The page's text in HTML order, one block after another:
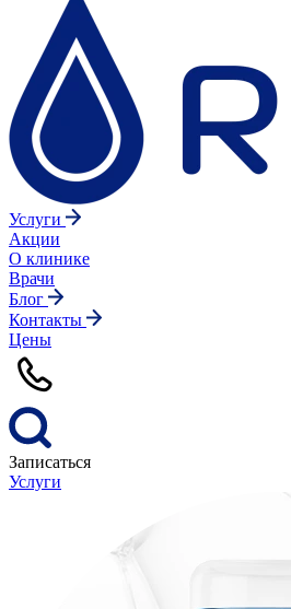
Услуги
Акции
О клинике
Врачи
Блог
Контакты
Цены
Записаться
Услуги